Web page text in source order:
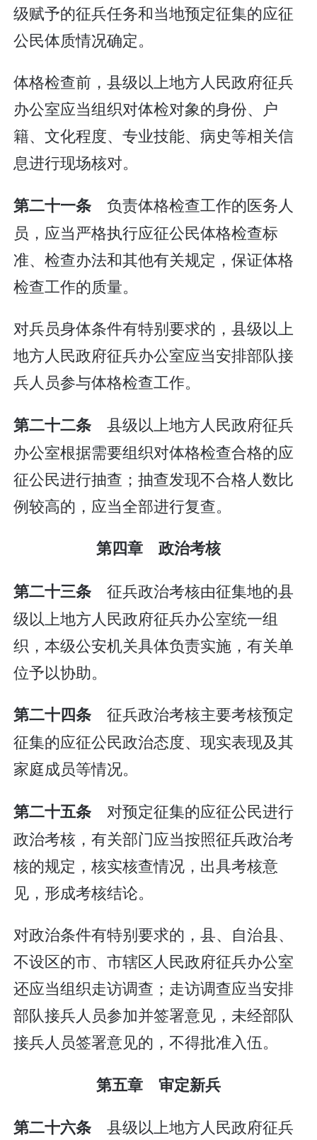
级赋予的征兵任务和当地预定征集的应征
公民体质情况确定。
体格检查前，县级以上地方人民政府征兵
办公室应当组织对体检对象的身份、户
籍、文化程度、专业技能、病史等相关信
息进行现场核对。
第二十一条 负责体格检查工作的医务人
员，应当严格执行应征公民体格检查标
准、检查办法和其他有关规定，保证体格
检查工作的质量。
对兵员身体条件有特别要求的，县级以上
地方人民政府征兵办公室应当安排部队接
兵人员参与体格检查工作。
第二十二条 县级以上地方人民政府征兵
办公室根据需要组织对体格检查合格的应
征公民进行抽查；抽查发现不合格人数比
例较高的，应当全部进行复查。
第四章 政治考核
第二十三条 征兵政治考核由征集地的县
级以上地方人民政府征兵办公室统一组
织，本级公安机关具体负责实施，有关单
位予以协助。
第二十四条 征兵政治考核主要考核预定
征集的应征公民政治态度、现实表现及其
家庭成员等情况。
第二十五条 对预定征集的应征公民进行
政治考核，有关部门应当按照征兵政治考
核的规定，核实核查情况，出具考核意
见，形成考核结论。
对政治条件有特别要求的，县、自治县、
不设区的市、市辖区人民政府征兵办公室
还应当组织走访调查；走访调查应当安排
部队接兵人员参加并签署意见，未经部队
接兵人员签署意见的，不得批准入伍。
第五章 审定新兵
第二十六条 县级以上地方人民政府征兵